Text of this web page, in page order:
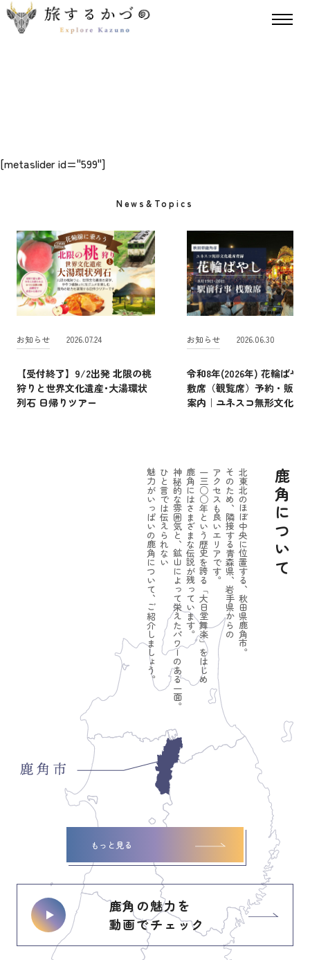
[metaslider id="599"]
News&Topics
お知らせ 2026.07.24
【受付終了】9/2出発 北限の桃
狩りと世界文化遺産･大湯環状
列石 日帰りツアー
お知らせ 2026.06.30
令和8年(2026年) 花輪ばや
敷席（観覧席）予約・販売
案内｜ユネスコ無形文化遺
鹿角について
北東北のほぼ中央に位置する、秋田県鹿角市。
そのため、隣接する青森県、岩手県からの
アクセスも良いエリアです。
一三○○年という歴史を誇る「大日堂舞楽」をはじめ
鹿角にはさまざまな伝説が残っています。
神秘的な雰囲気と、鉱山によって栄えたパワーのある一面。
ひと言では伝えられない
魅力がいっぱいの鹿角について、ご紹介しましょう。
もっと見る
鹿角の魅力を
動画でチェック